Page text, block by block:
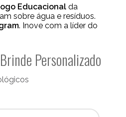
Educacional da
sobre água e resíduos.
. Inove com a líder do
Personalizado